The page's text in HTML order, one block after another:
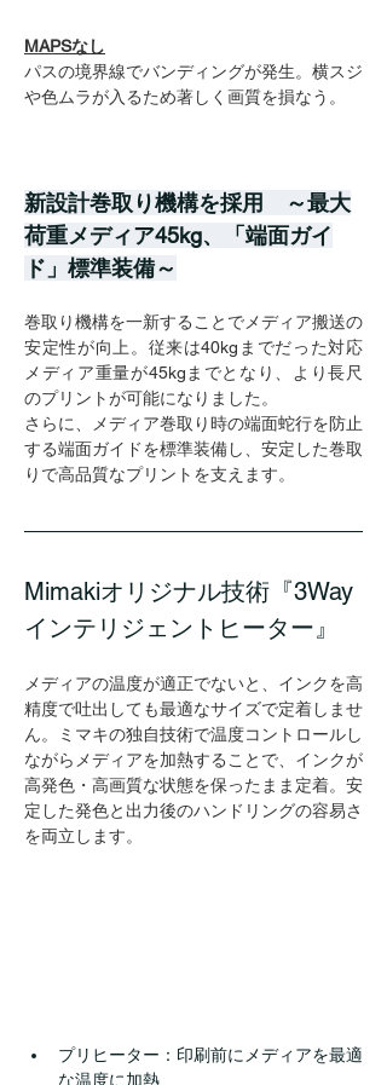
MAPSなし
パスの境界線でバンディングが発生。横スジ
や色ムラが入るため著しく画質を損なう。
新設計巻取り機構を採用　～最大
荷重メディア45kg、「端面ガイ
ド」標準装備～
巻取り機構を一新することでメディア搬送の
安定性が向上。従来は40kgまでだった対応
メディア重量が45kgまでとなり、より長尺
のプリントが可能になりました。
さらに、メディア巻取り時の端面蛇行を防止
する端面ガイドを標準装備し、安定した巻取
りで高品質なプリントを支えます。
Mimakiオリジナル技術『3Way
インテリジェントヒーター』
メディアの温度が適正でないと、インクを高
精度で吐出しても最適なサイズで定着しませ
ん。ミマキの独自技術で温度コントロールし
ながらメディアを加熱することで、インクが
高発色・高画質な状態を保ったまま定着。安
定した発色と出力後のハンドリングの容易さ
を両立します。
プリヒーター：印刷前にメディアを最適
な温度に加熱